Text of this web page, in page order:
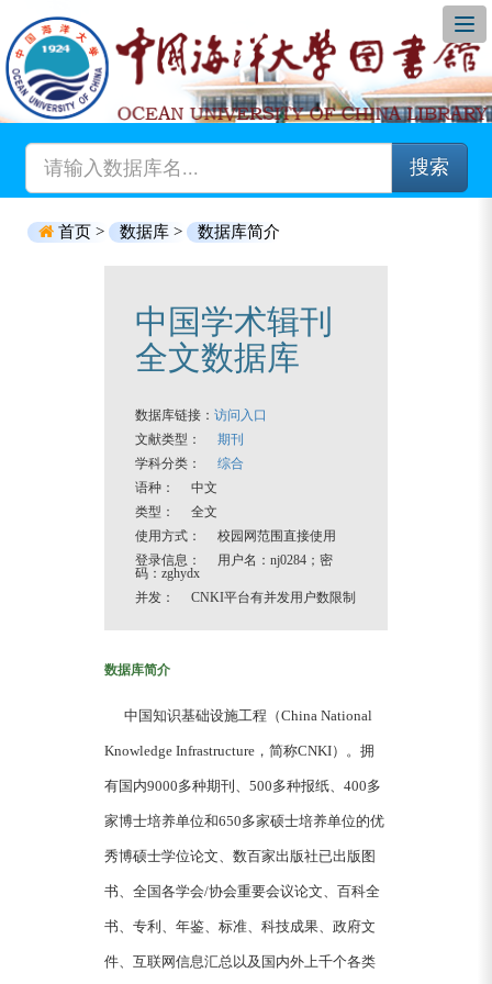
搜索
首页 > 数据库 > 数据库简介
中国学术辑刊
全文数据库
数据库链接： 访问入口
文献类型： 期刊
学科分类： 综合
语种： 中文
类型： 全文
使用方式： 校园网范围直接使用
登录信息： 用户名：nj0284；密
码：zghydx
并发： CNKI平台有并发用户数限制
数据库简介
中国知识基础设施工程（China National
Knowledge Infrastructure，简称CNKI）。拥
有国内9000多种期刊、500多种报纸、400多
家博士培养单位和650多家硕士培养单位的优
秀博硕士学位论文、数百家出版社已出版图
书、全国各学会/协会重要会议论文、百科全
书、专利、年鉴、标准、科技成果、政府文
件、互联网信息汇总以及国内外上千个各类